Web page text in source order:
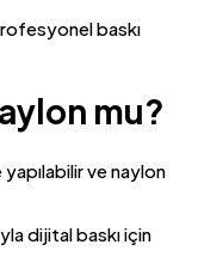
baskı
mu?
ve naylon
dijital baskı için